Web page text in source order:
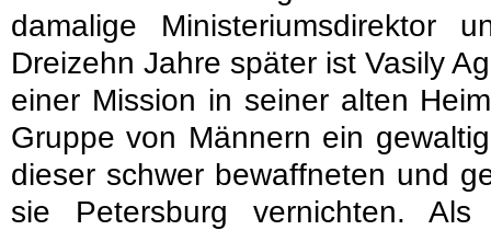
damalige Ministeriumsdirektor
Dreizehn Jahre später ist Vasily
einer Mission in seiner alten
Gruppe von Männern ein
dieser schwer bewaffneten und
sie Petersburg vernichten.